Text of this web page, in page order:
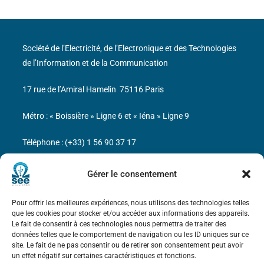
Gérer le consentement
Pour offrir les meilleures expériences, nous utilisons des technologies telles
que les cookies pour stocker et/ou accéder aux informations des appareils.
Le fait de consentir à ces technologies nous permettra de traiter des
données telles que le comportement de navigation ou les ID uniques sur ce
site. Le fait de ne pas consentir ou de retirer son consentement peut avoir
un effet négatif sur certaines caractéristiques et fonctions.
Bicentenaire des découvertes d’André-
Marie Ampère
Mentions légales
Société de l’Electricité, de l’Electronique et des Technologies
de l’Information et de la Communication
17 rue de l’Amiral Hamelin 75116 Paris
Métro : « Boissière » Ligne 6 et « Iéna » Ligne 9
Téléphone : (+33) 1 56 90 37 17
N° de SIREN : 785 393 232, Code APE : 9412Z TVA intra-
communautaire : FR44 785 393 232